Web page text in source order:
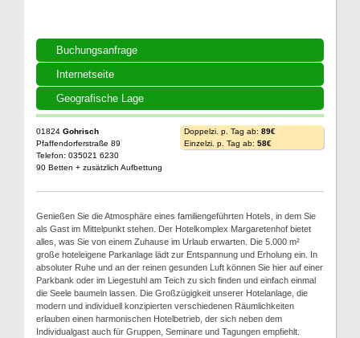
Buchungsanfrage
Internetseite
Geografische Lage
01824 Gohrisch
Pfaffendorferstraße 89
Telefon: 035021 6230
90 Betten + zusätzlich Aufbettung
Doppelzi. p. Tag ab: 89€
Einzelzi. p. Tag ab: 58€
Genießen Sie die Atmosphäre eines familiengeführten Hotels, in dem Sie
als Gast im Mittelpunkt stehen. Der Hotelkomplex Margaretenhof bietet
alles, was Sie von einem Zuhause im Urlaub erwarten. Die 5.000 m²
große hoteleigene Parkanlage lädt zur Entspannung und Erholung ein. In
absoluter Ruhe und an der reinen gesunden Luft können Sie hier auf einer
Parkbank oder im Liegestuhl am Teich zu sich finden und einfach einmal
die Seele baumeln lassen. Die Großzügigkeit unserer Hotelanlage, die
modern und individuell konzipierten verschiedenen Räumlichkeiten
erlauben einen harmonischen Hotelbetrieb, der sich neben dem
Individualgast auch für Gruppen, Seminare und Tagungen empfiehlt.